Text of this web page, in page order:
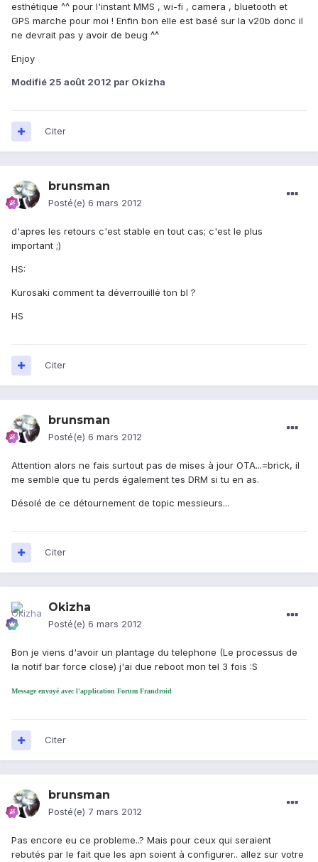
esthétique ^^ pour l'instant MMS , wi-fi , camera , bluetooth et
GPS marche pour moi ! Enfin bon elle est basé sur la v20b donc il
ne devrait pas y avoir de beug ^^
Enjoy
Modifié 25 août 2012 par Okizha
Citer
brunsman
Posté(e) 6 mars 2012
d'apres les retours c'est stable en tout cas; c'est le plus
important ;)
HS:
Kurosaki comment ta déverrouillé ton bl ?
HS
Citer
brunsman
Posté(e) 6 mars 2012
Attention alors ne fais surtout pas de mises à jour OTA...=brick, il
me semble que tu perds également tes DRM si tu en as.
Désolé de ce détournement de topic messieurs...
Citer
Okizha
Posté(e) 6 mars 2012
Bon je viens d'avoir un plantage du telephone (Le processus de
la notif bar force close) j'ai due reboot mon tel 3 fois :S
Message envoyé avec l'application Forum Frandroid
Citer
brunsman
Posté(e) 7 mars 2012
Pas encore eu ce probleme..? Mais pour ceux qui seraient
rebutés par le fait que les apn soient à configurer.. allez sur votre